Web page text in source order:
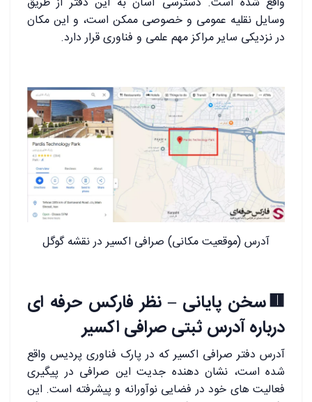
وسایل نقلیه عمومی و خصوصی ممکن است، و این مکان
در نزدیکی سایر مراکز مهم علمی و فناوری قرار دارد.
آدرس (موقعیت مکانی) صرافی اکسیر در نقشه گوگل
🟥سخن پایانی – نظر فارکس حرفه ای
درباره آدرس ثبتی صرافی اکسیر
آدرس دفتر صرافی اکسیر که در پارک فناوری پردیس واقع
شده است، نشان ‌دهنده جدیت این صرافی در پیگیری
فعالیت ‌های خود در فضایی نوآورانه و پیشرفته است. این